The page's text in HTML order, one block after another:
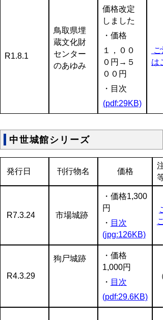
R1.8.1
鳥取県埋
蔵文化財
センター
のあゆみ
価格改定
しました
・価格
１，００
０円→５
００円
・目次
(pdf:29KB)
ご
は
中世城館シリーズ
発行日 刊行物名 価格
等
R7.3.24 市場城跡
・価格1,300
円
・ 目次
(jpg:126KB)
R4.3.29
狗尸城跡
・価格
1,000円
・ 目次
(pdf:29.6KB)